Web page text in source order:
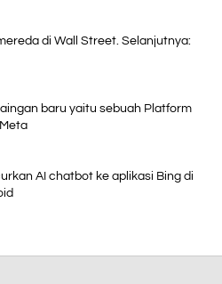
di Wall Street. Selanjutnya:
baru yaitu sebuah Platform
AI chatbot ke aplikasi Bing di